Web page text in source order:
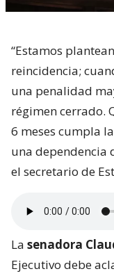
“Estamos
reincidencia;
una penalidad
régimen cerrado.
6 meses cumpla
una dependencia
el secretario de
La senadora
Ejecutivo debe